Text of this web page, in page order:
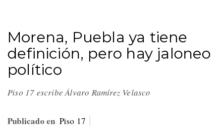
Morena, Puebla ya tiene
definición, pero hay jaloneo
político
Piso 17 escribe Álvaro Ramírez Velasco
Publicado en Piso 17